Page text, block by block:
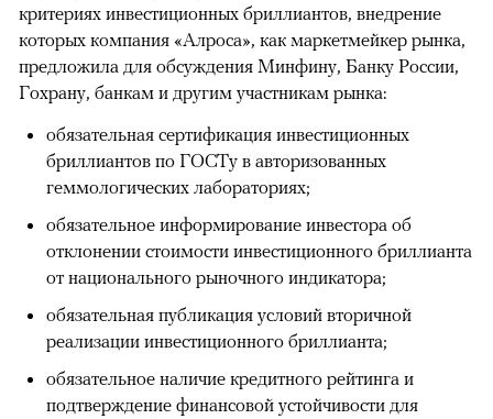
критериях инвестиционных бриллиантов, внедрение
которых компания «Алроса», как маркетмейкер рынка,
предложила для обсуждения Минфину, Банку России,
Гохрану, банкам и другим участникам рынка:
обязательная сертификация инвестиционных
бриллиантов по ГОСТу в авторизованных
геммологических лабораториях;
обязательное информирование инвестора об
отклонении стоимости инвестиционного бриллианта
от национального рыночного индикатора;
обязательная публикация условий вторичной
реализации инвестиционного бриллианта;
обязательное наличие кредитного рейтинга и
подтверждение финансовой устойчивости для